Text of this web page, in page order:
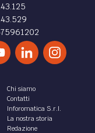
Chi siamo
Contatti
Inforomatica S.r.l.
La nostra storia
Redazione